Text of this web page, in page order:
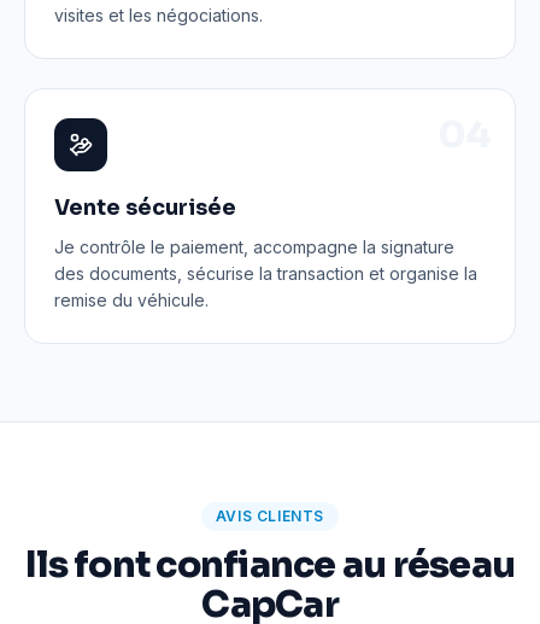
visites et les négociations.
Vente sécurisée
Je contrôle le paiement, accompagne la signature
des documents, sécurise la transaction et organise la
remise du véhicule.
AVIS CLIENTS
Ils font confiance au réseau
CapCar